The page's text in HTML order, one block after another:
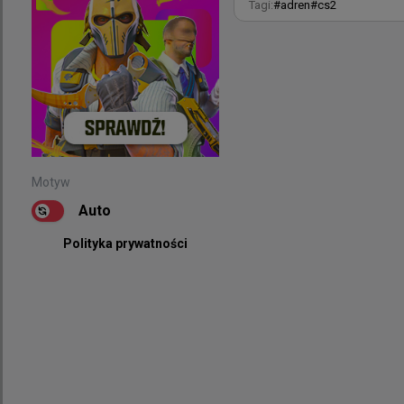
Motyw
Motyw
Auto
Polityka prywatności
Tagi:#adren#cs2